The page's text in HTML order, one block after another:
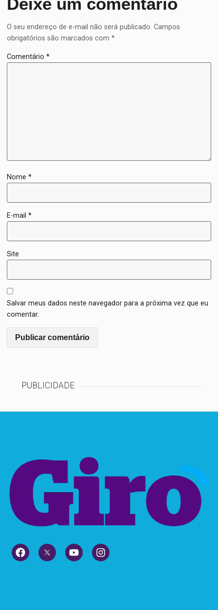
O seu endereço de e-mail não será publicado. Campos
obrigatórios são marcados com*
Comentário*
Nome*
E-mail*
Site
Salvar meus dados neste navegador para a próxima vez que eu
comentar.
PUBLICIDADE